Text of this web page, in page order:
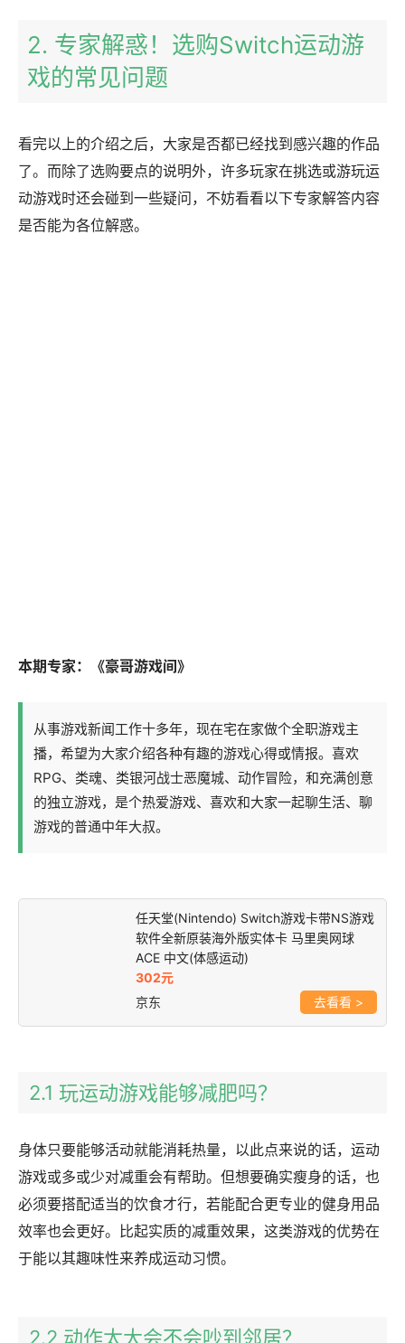
2. 专家解惑！选购Switch运动游
戏的常见问题
看完以上的介绍之后，大家是否都已经找到感兴趣的作品
了。而除了选购要点的说明外，许多玩家在挑选或游玩运
动游戏时还会碰到一些疑问，不妨看看以下专家解答内容
是否能为各位解惑。
本期专家：《豪哥游戏间》
从事游戏新闻工作十多年，现在宅在家做个全职游戏主
播，希望为大家介绍各种有趣的游戏心得或情报。喜欢
RPG、类魂、类银河战士恶魔城、动作冒险，和充满创意
的独立游戏，是个热爱游戏、喜欢和大家一起聊生活、聊
游戏的普通中年大叔。
任天堂(Nintendo) Switch游戏卡带NS游戏
软件全新原装海外版实体卡 马里奥网球
ACE 中文(体感运动)
302元
京东
>
2.1 玩运动游戏能够减肥吗？
身体只要能够活动就能消耗热量，以此点来说的话，运动
游戏或多或少对减重会有帮助。但想要确实瘦身的话，也
必须要搭配适当的饮食才行，若能配合更专业的健身用品
效率也会更好。比起实质的减重效果，这类游戏的优势在
于能以其趣味性来养成运动习惯。
2.2 动作太大会不会吵到邻居？